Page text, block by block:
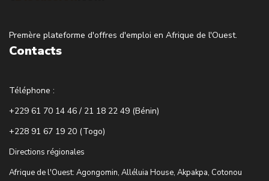
Premère plateforme d'offres d'emploi en Afrique de l'Ouest.
Contacts
Téléphone :
+229 61 70 14 46 / 21 18 22 49 (Bénin)
+228 91 67 19 20 (Togo)
Directions régionales
Afrique de l'Ouest: Agongomin, Alléluia House, Akpakpa, Cotonou